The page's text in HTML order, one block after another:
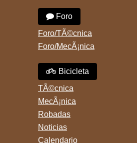
Foro
Foro/TÃ©cnica
Foro/MecÃ¡nica
Bicicleta
TÃ©cnica
MecÃ¡nica
Robadas
Noticias
Calendario